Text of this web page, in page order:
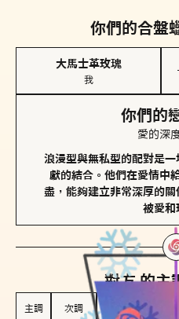
你們的合盤
大馬士革玫瑰
我
你們的
愛的深
浪漫型與無私型的配對是
獻的結合。他們在愛情中
盡，能夠建立非常深厚的關
被愛和
對方的主
主調 次調